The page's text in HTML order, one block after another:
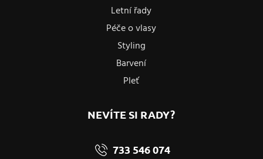
Letní řady
Péče o vlasy
Styling
Barvení
Pleť
NEVÍTE SI RADY?
733 546 074